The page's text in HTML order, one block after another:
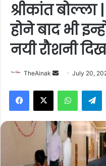
श्रीकांत
होने बाद भी
नयी रौशनी
TheAinak
d
a
n
e
m
July 20,